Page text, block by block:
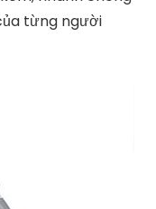
cầm máy còn tạo
dụng, và hoàn
5 mức tốc độ
nên, người